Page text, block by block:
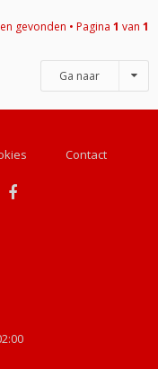
gevonden • Pagina 1 van 1
Ga naar
Contact